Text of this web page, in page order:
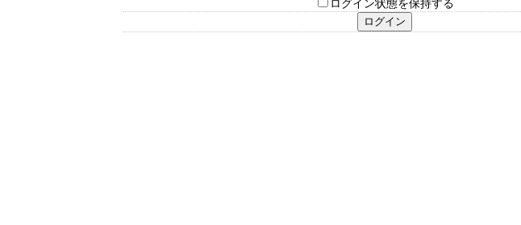
ログイン状態を保持する